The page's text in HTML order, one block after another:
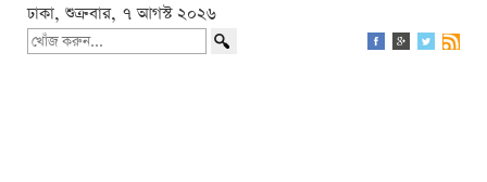
ঢাকা, শুক্রবার, ৭ আগস্ট ২০২৬